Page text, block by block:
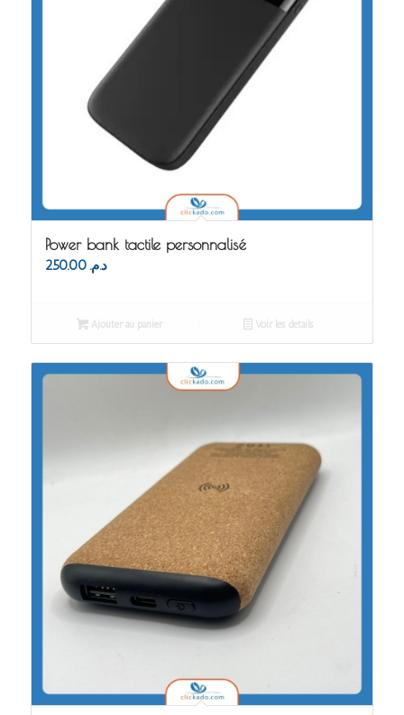
Power bank tactile personnalisé
د.م. 250.00
Ajouter au panier Voir les détails